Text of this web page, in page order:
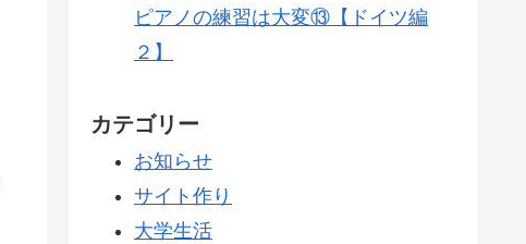
ピアノの練習は大変⑬【ドイツ編
２】
カテゴリー
お知らせ
サイト作り
大学生活